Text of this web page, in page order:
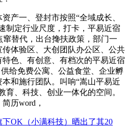
一、登封市按照“全域成长、
制定行业尺度，打卡，平易近宿
替代，出台搀扶政策，部门一
体验区、大创团队办公区、公共
色、有创意、有档次的平易近宿
给免费公寓、公益食堂、企业孵
和施行团队。叫响“嵩山平易近
育、科技、创业一体化的空间。
历word，
下OK（小满科技）晒出了其20